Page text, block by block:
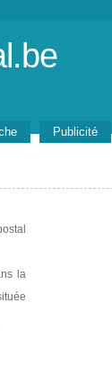
Publicité
la